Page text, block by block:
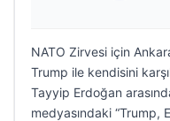
NATO Zirvesi için
Trump ile kendisini
Tayyip Erdoğan
medyasındaki “Trump,